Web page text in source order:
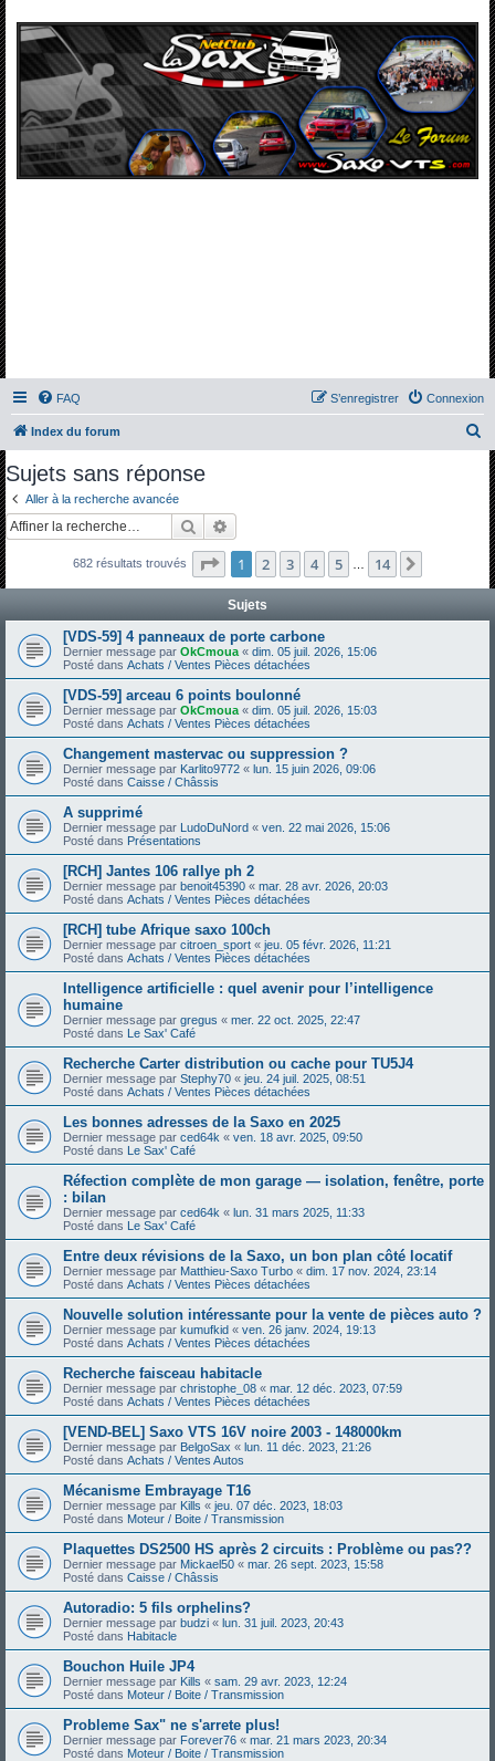
FAQ Connexion
S’enregistrer
Index du forum
c
Sujets sans réponse
Aller à la recherche avancée
Rechercher
682 résultats trouvés Page 1sur14
1 2 3 4 5 14
Sujets
[VDS-59] 4 panneaux de porte carbone
Dernier message par OkCmoua « dim. 05 juil. 2026, 15:06
Posté dans Achats / Ventes Pièces détachées
[VDS-59] arceau 6 points boulonné
Dernier message par OkCmoua « dim. 05 juil. 2026, 15:03
Posté dans Achats / Ventes Pièces détachées
Changement mastervac ou suppression ?
Dernier message par Karlito9772 « lun. 15 juin 2026, 09:06
Posté dans Caisse / Châssis
A supprimé
Dernier message par LudoDuNord « ven. 22 mai 2026, 15:06
Posté dans Présentations
[RCH] Jantes 106 rallye ph 2
Dernier message par benoit45390 « mar. 28 avr. 2026, 20:03
Posté dans Achats / Ventes Pièces détachées
[RCH] tube Afrique saxo 100ch
Dernier message par citroen_sport « jeu. 05 févr. 2026, 11:21
Posté dans Achats / Ventes Pièces détachées
Intelligence artificielle : quel avenir pour l’intelligence
humaine
Dernier message par gregus « mer. 22 oct. 2025, 22:47
Posté dans Le Sax' Café
Recherche Carter distribution ou cache pour TU5J4
Dernier message par Stephy70 « jeu. 24 juil. 2025, 08:51
Posté dans Achats / Ventes Pièces détachées
Les bonnes adresses de la Saxo en 2025
Dernier message par ced64k « ven. 18 avr. 2025, 09:50
Posté dans Le Sax' Café
Réfection complète de mon garage — isolation, fenêtre, porte
: bilan
Dernier message par ced64k « lun. 31 mars 2025, 11:33
Posté dans Le Sax' Café
Entre deux révisions de la Saxo, un bon plan côté locatif
Dernier message par Matthieu-Saxo Turbo « dim. 17 nov. 2024, 23:14
Posté dans Achats / Ventes Pièces détachées
Nouvelle solution intéressante pour la vente de pièces auto ?
Dernier message par kumufkid « ven. 26 janv. 2024, 19:13
Posté dans Achats / Ventes Pièces détachées
Recherche faisceau habitacle
Dernier message par christophe_08 « mar. 12 déc. 2023, 07:59
Posté dans Achats / Ventes Pièces détachées
[VEND-BEL] Saxo VTS 16V noire 2003 - 148000km
Dernier message par BelgoSax « lun. 11 déc. 2023, 21:26
Posté dans Achats / Ventes Autos
Mécanisme Embrayage T16
Dernier message par Kills « jeu. 07 déc. 2023, 18:03
Posté dans Moteur / Boite / Transmission
Plaquettes DS2500 HS après 2 circuits : Problème ou pas??
Dernier message par Mickael50 « mar. 26 sept. 2023, 15:58
Posté dans Caisse / Châssis
Autoradio: 5 fils orphelins?
Dernier message par budzi « lun. 31 juil. 2023, 20:43
Posté dans Habitacle
Bouchon Huile JP4
Dernier message par Kills « sam. 29 avr. 2023, 12:24
Posté dans Moteur / Boite / Transmission
Probleme Sax" ne s'arrete plus!
Dernier message par Forever76 « mar. 21 mars 2023, 20:34
Posté dans Moteur / Boite / Transmission